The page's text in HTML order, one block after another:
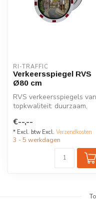
RI-TRAFFIC
Verkeersspiegel RVS
Ø80 cm
RVS verkeersspiegels van
topkwaliteit: duurzaam,
voor...
€--,--
* Excl. btw Excl. Verzendkosten
3 - 5 werkdagen